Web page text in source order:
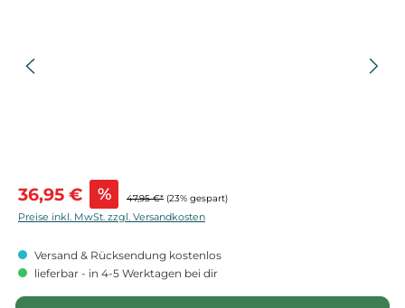
Verkaufspreis:
36,95 € % 47,95 €* (23% gespart)
Preise inkl. MwSt. zzgl. Versandkosten
Versand & Rücksendung kostenlos
lieferbar - in 4-5 Werktagen bei dir